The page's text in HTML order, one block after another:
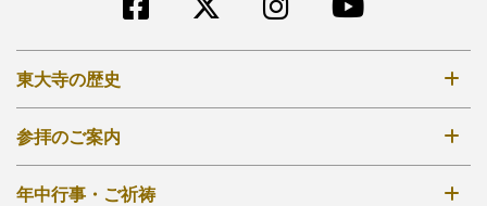
東大寺の歴史
奈良時代創建
鎌倉再建
参拝のご案内
拝観時間・拝観料
年中行事・ご祈祷